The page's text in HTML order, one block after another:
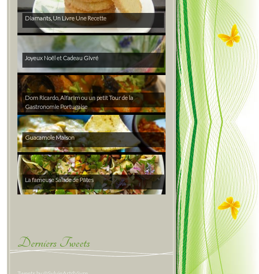
Diamants, Un Livre Une Recette
Joyeux Noël et Cadeau Givré
Dom Ricardo, Alfarim ou un petit Tour de la
Gastronomie Portugaise
Guacamole Maison
La fameuse Salade de Pâtes
Derniers Tweets